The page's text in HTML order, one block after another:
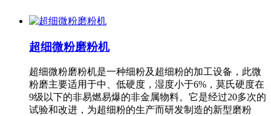
超细微粉磨粉机
超细微粉磨粉机是一种细粉及超细粉的加工设备，此微
粉磨主要适用于中、低硬度，湿度小于6%，莫氏硬度在
9级以下的非易燃易爆的非金属物料。它是经过20多次的
试验和改进，为超细粉的生产而研发制造的新型磨粉